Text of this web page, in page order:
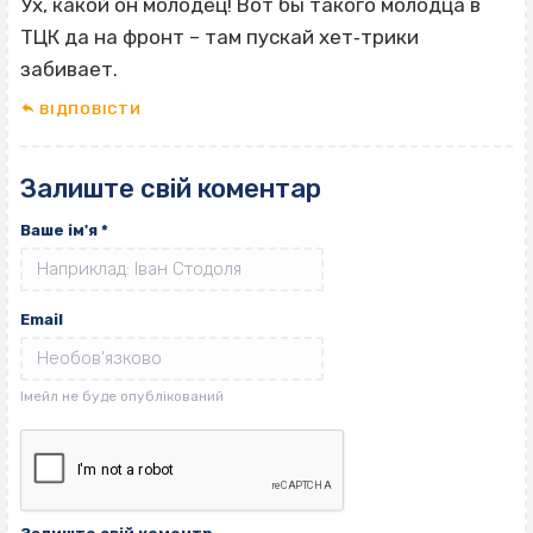
ТЦК да на фронт – там пускай хет‐трики
забивает.
ВІДПОВІCТИ
Залиште свій коментар
Ваше ім'я *
Email